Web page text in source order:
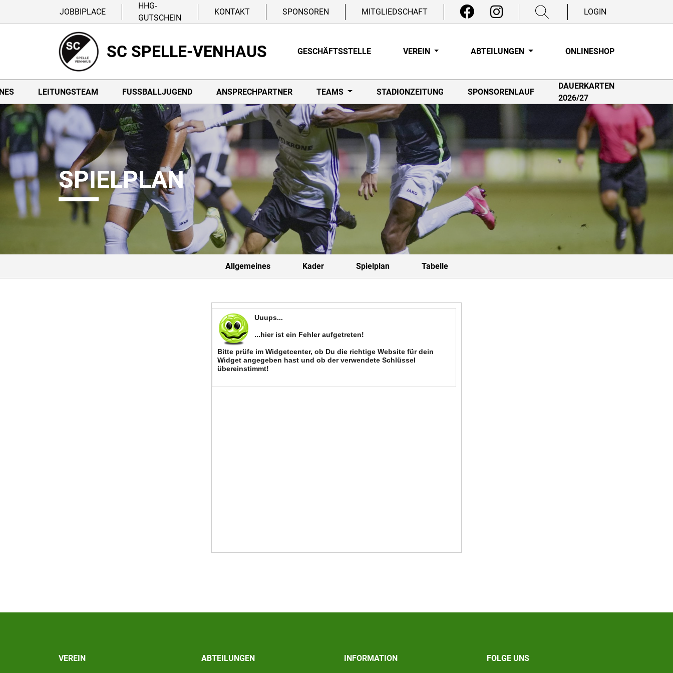
JOBBIPLACE
HHG-
GUTSCHEIN
KONTAKT SPONSOREN MITGLIEDSCHAFT LOGIN
SC SPELLE-VENHAUS GESCHÄFTSSTELLE VEREIN ABTEILUNGEN ONLINESHOP
LEITUNGSTEAM FUSSBALLJUGEND ANSPRECHPARTNER TEAMS STADIONZEITUNG SPONSORENLAUF
DAUERKARTEN
2026/27
SPIELPLAN
Allgemeines Kader Spielplan Tabelle
VEREIN ABTEILUNGEN INFORMATION FOLGE UNS